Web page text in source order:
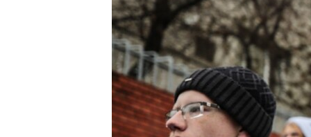
УКРАЇНСЬКА ПРОБЛЕМА КРИМУ